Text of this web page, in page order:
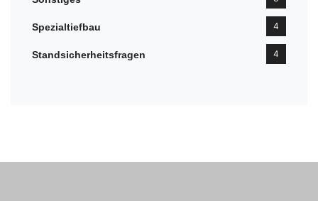
Spezialtiefbau 4
Standsicherheitsfragen 4